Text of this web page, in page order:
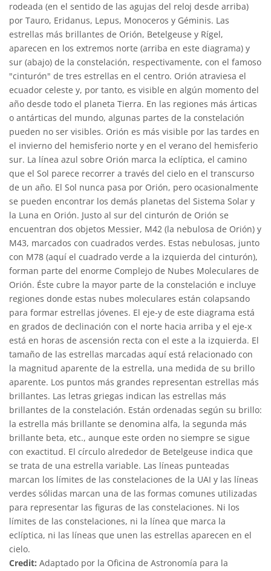
rodeada (en el sentido de las agujas del reloj desde arriba)
por Tauro, Eridanus, Lepus, Monoceros y Géminis. Las
estrellas más brillantes de Orión, Betelgeuse y Rígel,
aparecen en los extremos norte (arriba en este diagrama) y
sur (abajo) de la constelación, respectivamente, con el famoso
"cinturón" de tres estrellas en el centro. Orión atraviesa el
ecuador celeste y, por tanto, es visible en algún momento del
año desde todo el planeta Tierra. En las regiones más árticas
o antárticas del mundo, algunas partes de la constelación
pueden no ser visibles. Orión es más visible por las tardes en
el invierno del hemisferio norte y en el verano del hemisferio
sur. La línea azul sobre Orión marca la eclíptica, el camino
que el Sol parece recorrer a través del cielo en el transcurso
de un año. El Sol nunca pasa por Orión, pero ocasionalmente
se pueden encontrar los demás planetas del Sistema Solar y
la Luna en Orión. Justo al sur del cinturón de Orión se
encuentran dos objetos Messier, M42 (la nebulosa de Orión) y
M43, marcados con cuadrados verdes. Estas nebulosas, junto
con M78 (aquí el cuadrado verde a la izquierda del cinturón),
forman parte del enorme Complejo de Nubes Moleculares de
Orión. Éste cubre la mayor parte de la constelación e incluye
regiones donde estas nubes moleculares están colapsando
para formar estrellas jóvenes. El eje-y de este diagrama está
en grados de declinación con el norte hacia arriba y el eje-x
está en horas de ascensión recta con el este a la izquierda. El
tamaño de las estrellas marcadas aquí está relacionado con
la magnitud aparente de la estrella, una medida de su brillo
aparente. Los puntos más grandes representan estrellas más
brillantes. Las letras griegas indican las estrellas más
brillantes de la constelación. Están ordenadas según su brillo:
la estrella más brillante se denomina alfa, la segunda más
brillante beta, etc., aunque este orden no siempre se sigue
con exactitud. El círculo alrededor de Betelgeuse indica que
se trata de una estrella variable. Las líneas punteadas
marcan los límites de las constelaciones de la UAI y las líneas
verdes sólidas marcan una de las formas comunes utilizadas
para representar las figuras de las constelaciones. Ni los
límites de las constelaciones, ni la línea que marca la
eclíptica, ni las líneas que unen las estrellas aparecen en el
cielo.
Credit: Adaptado por la Oficina de Astronomía para la